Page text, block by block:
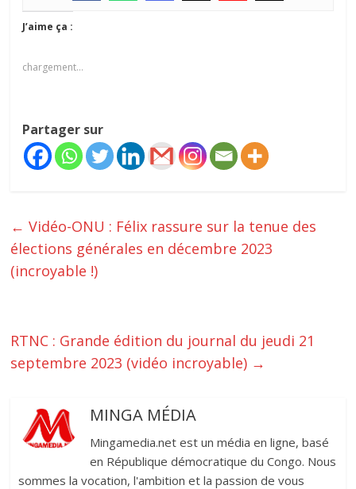
J’aime ça :
chargement…
Partager sur
← Vidéo-ONU : Félix rassure sur la tenue des
élections générales en décembre 2023
(incroyable !)
RTNC : Grande édition du journal du jeudi 21
septembre 2023 (vidéo incroyable) →
MINGA MÉDIA
Mingamedia.net est un média en ligne, basé
en République démocratique du Congo. Nous
sommes la vocation, l'ambition et la passion de vous